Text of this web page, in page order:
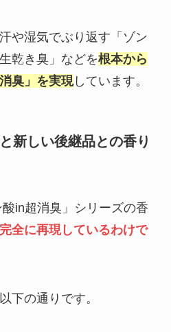
や湿気でぶり返す「ゾン
乾き臭」などを根本から
臭」を実現しています。
新しい後継品との香り
in超消臭」シリーズの香
全に再現しているわけで
下の通りです。